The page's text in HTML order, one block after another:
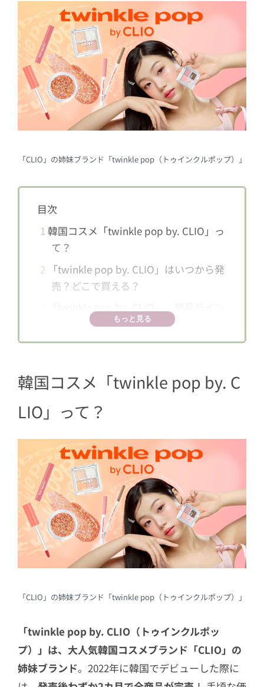
「CLIO」の姉妹ブランド「twinkle pop（トゥインクルポップ）」
目次
1 韓国コスメ「twinkle pop by. CLIO」っ
て？
2 「twinkle pop by. CLIO」はいつから発
売？どこで買える？
ナップは全22種！
3.1【ジェリーグリッター：全4色】各
3.2 【グリッターレイヤリングアイシ
（税込）
3.3【スパークリングアイスティッ
ク：全4色】各1,353円（税込）
3.4【ジェルペンシルライナー：全4
色】各880円（税込）
3.5【スリムアイブロウペンシル：全3
色】各858円（税込）
3.6
【ピュアグラスティント：全3色】
各968円（税込）
もっと見る
韓国コスメ「twinkle pop by. C
LIO」って？
「CLIO」の姉妹ブランド「twinkle pop（トゥインクルポップ）」
「twinkle pop by. CLIO（トゥインクルポッ
プ）」は、大人気韓国コスメブランド「CLIO」の
姉妹ブランド。2022年に韓国でデビューした際に